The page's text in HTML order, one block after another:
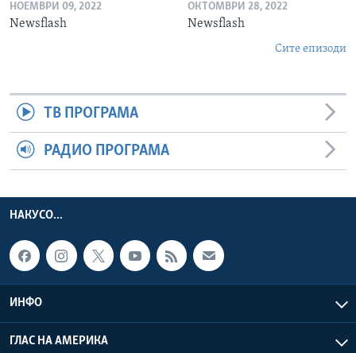
НОЕМВРИ 09, 2022
Newsflash
ОКТОМВРИ 28, 2022
Newsflash
Сите епизоди
ТВ ПРОГРАМА
РАДИО ПРОГРАМА
НАКУСО...
ИНФО
ГЛАС НА АМЕРИКА